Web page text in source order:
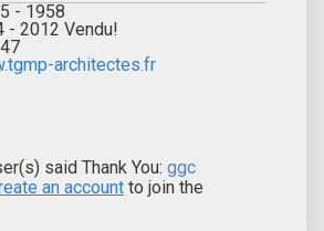
- 1958
- 2012 Vendu!
architectes.fr
said Thank You: ggc
an account to join the